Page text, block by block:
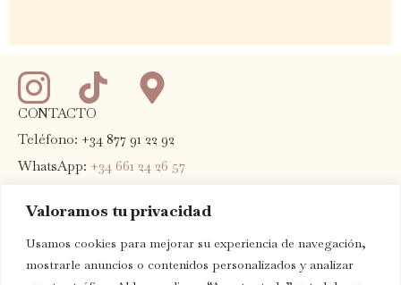
Valoramos tu privacidad
Usamos cookies para mejorar su experiencia de navegación,
mostrarle anuncios o contenidos personalizados y analizar
CONTACTO
Teléfono: +34 877 91 22 92
WhatsApp: +34 661 24 26 57
Dirección:Carretera T-702 Km 13
43379 Escaladei, Tarragona.